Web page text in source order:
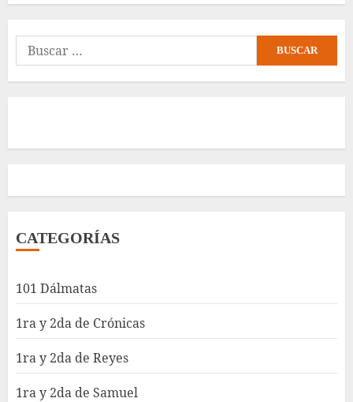
Buscar:
CATEGORÍAS
101 Dálmatas
1ra y 2da de Crónicas
1ra y 2da de Reyes
1ra y 2da de Samuel